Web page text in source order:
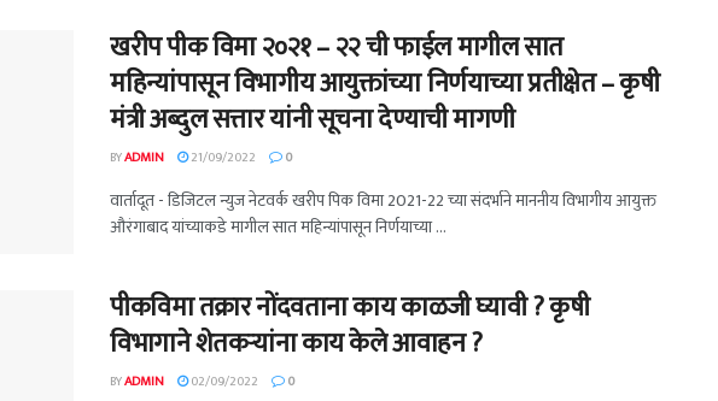
खरीप पीक विमा २०२१ – २२ ची फाईल मागील सात
महिन्यांपासून विभागीय आयुक्तांच्या निर्णयाच्या प्रतीक्षेत – कृषी
मंत्री अब्दुल सत्तार यांनी सूचना देण्याची मागणी
BYADMIN 21/09/2022 0
वार्तादूत - डिजिटल न्युज नेटवर्क खरीप पिक विमा 2021-22 च्या संदर्भाने माननीय विभागीय आयुक्त
औरंगाबाद यांच्याकडे मागील सात महिन्यांपासून निर्णयाच्या ...
पीकविमा तक्रार नोंदवताना काय काळजी घ्यावी ? कृषी
विभागाने शेतकऱ्यांना काय केले आवाहन ?
BYADMIN 02/09/2022 0